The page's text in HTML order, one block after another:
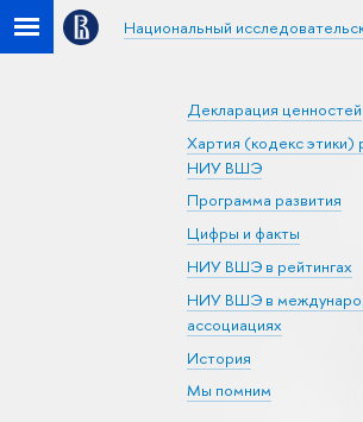
Национальный
Декларация ценностей
Хартия (кодекс этики)
НИУ ВШЭ
Программа развития
Цифры и факты
НИУ ВШЭ в рейтингах
НИУ ВШЭ в
ассоциациях
История
Мы помним